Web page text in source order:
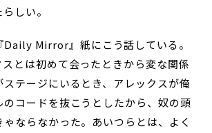
しい。
Daily Mirror』紙にこう話している。
スとは初めて会ったときから変な関係
ステージにいるとき、アレックスが俺
のコードを抜こうとしたから、奴の頭
ならなかった。あいつらとは、よく